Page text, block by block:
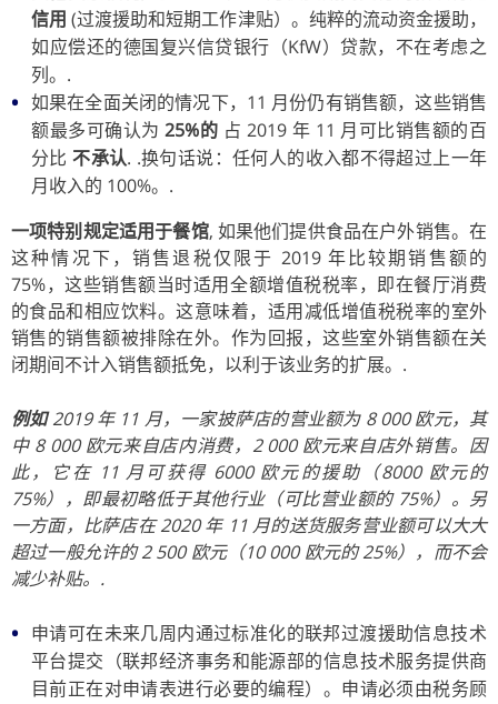
信用 (过渡援助和短期工作津贴）。纯粹的流动资金援助，
如应偿还的德国复兴信贷银行（KfW）贷款，不在考虑之
列。.
如果在全面关闭的情况下，11 月份仍有销售额，这些销售
额最多可确认为25%的 占 2019 年 11 月可比销售额的百
分比不承认. .换句话说：任何人的收入都不得超过上一年
月收入的 100%。.
一项特别规定适用于餐馆, 如果他们提供食品在户外销售。在
这种情况下，销售退税仅限于 2019 年比较期销售额的
75%，这些销售额当时适用全额增值税税率，即在餐厅消费
的食品和相应饮料。这意味着，适用减低增值税税率的室外
销售的销售额被排除在外。作为回报，这些室外销售额在关
闭期间不计入销售额抵免，以利于该业务的扩展。.
例如2019 年 11 月，一家披萨店的营业额为 8 000 欧元，其
中 8 000 欧元来自店内消费，2 000 欧元来自店外销售。因
此，它在 11 月可获得 6000 欧元的援助（8000 欧元的
75%），即最初略低于其他行业（可比营业额的 75%）。另
一方面，比萨店在 2020 年 11 月的送货服务营业额可以大大
超过一般允许的 2 500 欧元（10 000 欧元的 25%），而不会
减少补贴。.
申请可在未来几周内通过标准化的联邦过渡援助信息技术
平台提交（联邦经济事务和能源部的信息技术服务提供商
目前正在对申请表进行必要的编程）。申请必须由税务顾